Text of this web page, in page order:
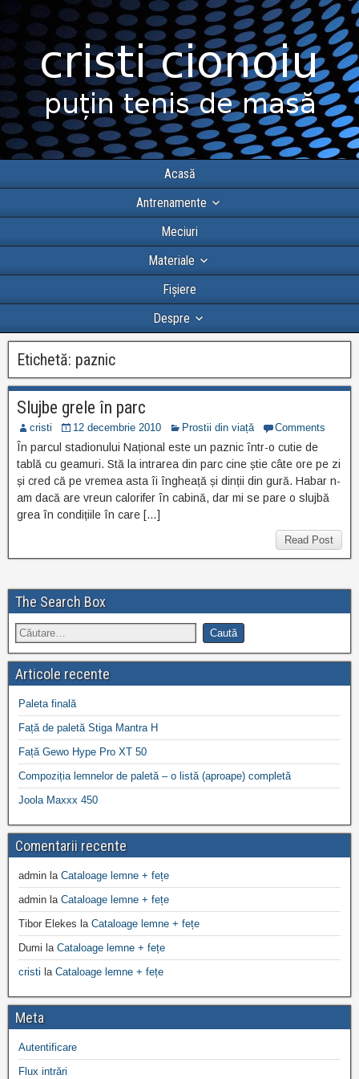
Acasă
Antrenamente
Meciuri
Materiale
Fișiere
Despre
Etichetă: paznic
Slujbe grele în parc
cristi 12 decembrie 2010 Prostii din viață Comments
În parcul stadionului Național este un paznic într-o cutie de
tablă cu geamuri. Stă la intrarea din parc cine știe câte ore pe zi
și cred că pe vremea asta îi îngheață și dinții din gură. Habar n-
am dacă are vreun calorifer în cabină, dar mi se pare o slujbă
grea în condițiile în care […]
Read Post
The Search Box
Articole recente
Paleta finală
Față de paletă Stiga Mantra H
Față Gewo Hype Pro XT 50
Compoziția lemnelor de paletă – o listă (aproape) completă
Joola Maxxx 450
Comentarii recente
admin la Cataloage lemne + fețe
admin la Cataloage lemne + fețe
Tibor Elekes la Cataloage lemne + fețe
Dumi la Cataloage lemne + fețe
cristi la Cataloage lemne + fețe
Meta
Autentificare
Flux intrări